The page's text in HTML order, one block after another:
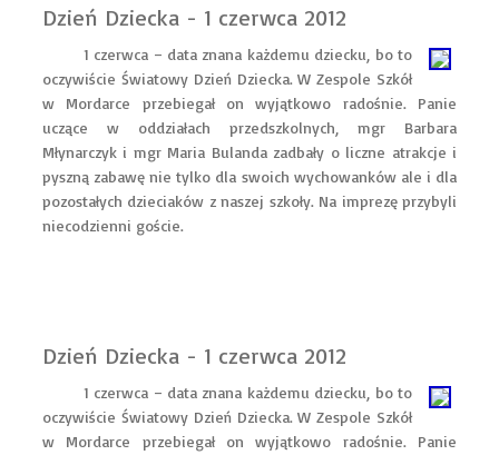
Dzień Dziecka - 1 czerwca 2012
1 czerwca – data znana każdemu dziecku, bo to
oczywiście Światowy Dzień Dziecka. W Zespole Szkół
w Mordarce przebiegał on wyjątkowo radośnie. Panie
uczące w oddziałach przedszkolnych, mgr Barbara
Młynarczyk i mgr Maria Bulanda zadbały o liczne atrakcje i
pyszną zabawę nie tylko dla swoich wychowanków ale i dla
pozostałych dzieciaków z naszej szkoły. Na imprezę przybyli
niecodzienni goście.
Dzień Dziecka - 1 czerwca 2012
1 czerwca – data znana każdemu dziecku, bo to
oczywiście Światowy Dzień Dziecka. W Zespole Szkół
w Mordarce przebiegał on wyjątkowo radośnie. Panie